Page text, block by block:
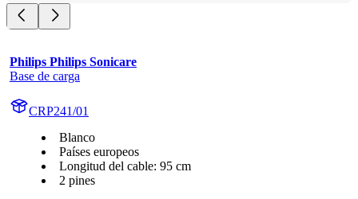
Philips Philips Sonicare
Base de carga
CRP241/01
Blanco
Países europeos
Longitud del cable: 95 cm
2 pines